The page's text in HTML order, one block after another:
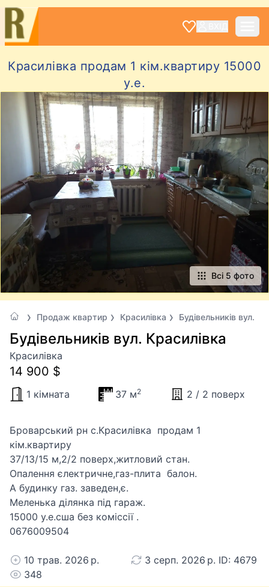
Красилівка продам 1 кім.квартиру 15000
у.е.
Всі 5 фото
Продаж квартир Красилівка Будівельників вул.
Будівельників вул. Красилівка
Красилівка
14 900 $
1 кімната 37 м2 2 / 2 поверх
Броварський рн с.Красилівка продам 1
кім.квартиру
37/13/15 м,2/2 поверх,житловий стан.
Опалення єлектричне,газ-плита балон.
А будинку газ. заведен,є.
Меленька ділянка під гараж.
15000 у.е.сша без коміссії .
0676009504
10 трав. 2026 р.
3 серп. 2026 р. ID: 4679
348